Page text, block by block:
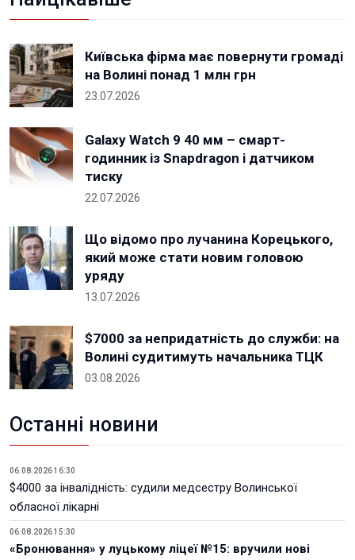
Київська фірма має повернути громаді
на Волині понад 1 млн грн
23.07.2026
Galaxy Watch 9 40 мм – смарт-
годинник із Snapdragon і датчиком
тиску
22.07.2026
Що відомо про лучанина Корецького,
який може стати новим головою
уряду
13.07.2026
$7000 за непридатність до служби: на
Волині судитимуть начальника ТЦК
03.08.2026
Останні новини
06.08.2026 16:30
$4000 за інвалідність: судили медсестру Волинської
обласної лікарні
06.08.2026 15:30
«Бронювання» у луцькому ліцеї №15: вручили нові